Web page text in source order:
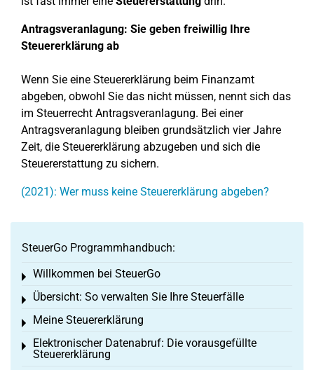
Antragsveranlagung: Sie geben freiwillig Ihre
Steuererklärung ab
Wenn Sie eine Steuererklärung beim Finanzamt
abgeben, obwohl Sie das nicht müssen, nennt sich das
im Steuerrecht Antragsveranlagung. Bei einer
Antragsveranlagung bleiben grundsätzlich vier Jahre
Zeit, die Steuererklärung abzugeben und sich die
Steuererstattung zu sichern.
(2021): Wer muss keine Steuererklärung abgeben?
SteuerGo Programmhandbuch:
Willkommen bei SteuerGo
Toggle menu
Übersicht: So verwalten Sie Ihre Steuerfälle
Toggle menu
Meine Steuererklärung
Toggle menu
Elektronischer Datenabruf: Die vorausgefüllte
Steuererklärung
Toggle menu